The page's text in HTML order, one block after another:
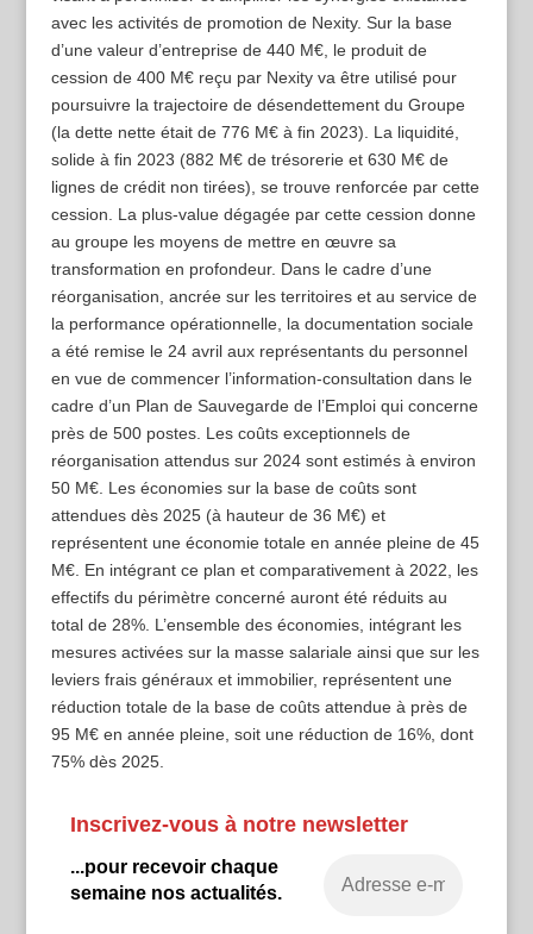
avec les activités de promotion de Nexity. Sur la base
d’une valeur d’entreprise de 440 M€, le produit de
cession de 400 M€ reçu par Nexity va être utilisé pour
poursuivre la trajectoire de désendettement du Groupe
(la dette nette était de 776 M€ à fin 2023). La liquidité,
solide à fin 2023 (882 M€ de trésorerie et 630 M€ de
lignes de crédit non tirées), se trouve renforcée par cette
cession. La plus-value dégagée par cette cession donne
au groupe les moyens de mettre en œuvre sa
transformation en profondeur. Dans le cadre d’une
réorganisation, ancrée sur les territoires et au service de
la performance opérationnelle, la documentation sociale
a été remise le 24 avril aux représentants du personnel
en vue de commencer l’information-consultation dans le
cadre d’un Plan de Sauvegarde de l’Emploi qui concerne
près de 500 postes. Les coûts exceptionnels de
réorganisation attendus sur 2024 sont estimés à environ
50 M€. Les économies sur la base de coûts sont
attendues dès 2025 (à hauteur de 36 M€) et
représentent une économie totale en année pleine de 45
M€. En intégrant ce plan et comparativement à 2022, les
effectifs du périmètre concerné auront été réduits au
total de 28%. L’ensemble des économies, intégrant les
mesures activées sur la masse salariale ainsi que sur les
leviers frais généraux et immobilier, représentent une
réduction totale de la base de coûts attendue à près de
95 M€ en année pleine, soit une réduction de 16%, dont
75% dès 2025.
Inscrivez-vous à notre newsletter
...pour recevoir chaque
semaine nos actualités.